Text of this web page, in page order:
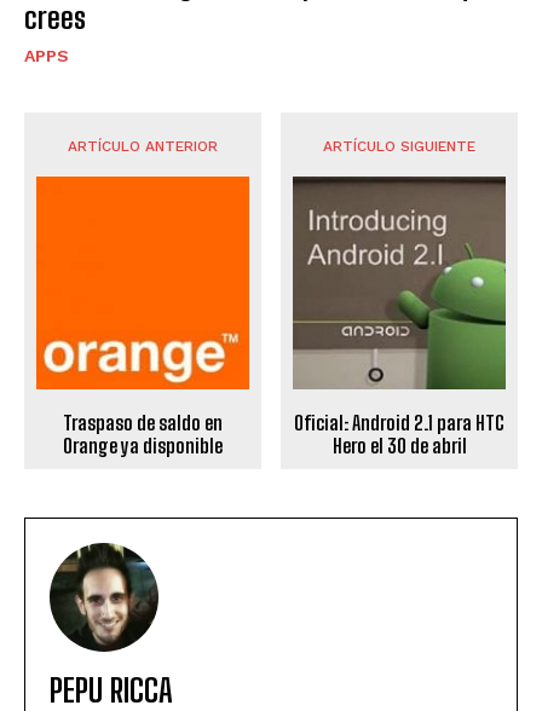
crees
APPS
ARTÍCULO ANTERIOR
Traspaso de saldo en
Orange ya disponible
ARTÍCULO SIGUIENTE
Oficial: Android 2.1 para HTC
Hero el 30 de abril
PEPU RICCA